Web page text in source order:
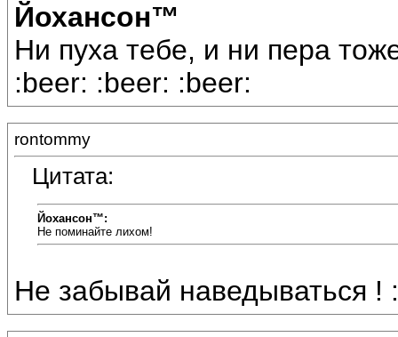
Йохансон™
Ни пуха тебе, и ни пера
:beer: :beer: :beer:
rontommy
Цитата:
Йохансон™:
Не поминайте лихом!
Не забывай наведываться !